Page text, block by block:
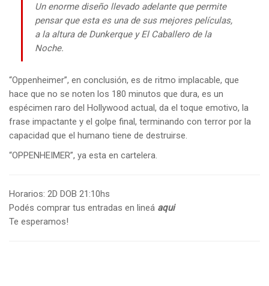
Un enorme diseño llevado adelante que permite
pensar que esta es una de sus mejores películas,
a la altura de Dunkerque y El Caballero de la
Noche.
“Oppenheimer”, en conclusión, es de ritmo implacable, que
hace que no se noten los 180 minutos que dura, es un
espécimen raro del Hollywood actual, da el toque emotivo, la
frase impactante y el golpe final, terminando con terror por la
capacidad que el humano tiene de destruirse.
“OPPENHEIMER”, ya esta en cartelera.
Horarios: 2D DOB 21:10hs
Podés comprar tus entradas en lineá aqui
Te esperamos!